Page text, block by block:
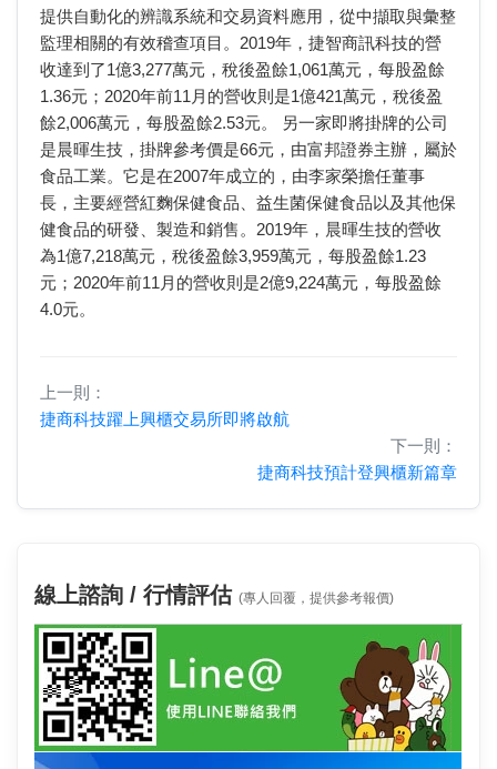
提供自動化的辨識系統和交易資料應用，從中擷取與彙整
監理相關的有效稽查項目。2019年，捷智商訊科技的營
收達到了1億3,277萬元，稅後盈餘1,061萬元，每股盈餘
1.36元；2020年前11月的營收則是1億421萬元，稅後盈
餘2,006萬元，每股盈餘2.53元。 另一家即將掛牌的公司
是晨暉生技，掛牌參考價是66元，由富邦證券主辦，屬於
食品工業。它是在2007年成立的，由李家榮擔任董事
長，主要經營紅麴保健食品、益生菌保健食品以及其他保
健食品的研發、製造和銷售。2019年，晨暉生技的營收
為1億7,218萬元，稅後盈餘3,959萬元，每股盈餘1.23
元；2020年前11月的營收則是2億9,224萬元，每股盈餘
4.0元。
上一則：
捷商科技躍上興櫃交易所即將啟航
下一則：
捷商科技預計登興櫃新篇章
線上諮詢 / 行情評估 (專人回覆，提供參考報價)